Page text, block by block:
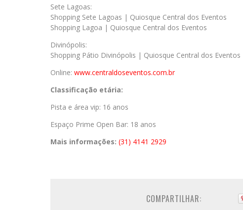
Sete Lagoas:
Shopping Sete Lagoas | Quiosque Central dos Eventos
Shopping Lagoa | Quiosque Central dos Eventos
Divinópolis:
Shopping Pátio Divinópolis | Quiosque Central dos Eventos
Online: www.centraldoseventos.com.br
Classificação etária:
Pista e área vip: 16 anos
Espaço Prime Open Bar: 18 anos
Mais informações: (31) 4141 2929
COMPARTILHAR: